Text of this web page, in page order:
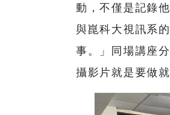
動，不僅是記錄
與崑科大視訊系
事。」同場講座
攝影片就是要做